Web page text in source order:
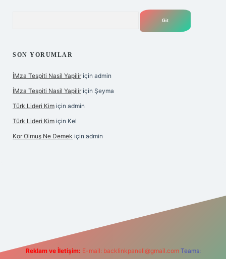
SON YORUMLAR
İMza Tespiti Nasil Yapilir için admin
İMza Tespiti Nasil Yapilir için Şeyma
Türk Lideri Kim için admin
Türk Lideri Kim için Kel
Kor Olmuş Ne Demek için admin
Reklam ve İletişim: E-mail: backlinkpaneli@gmail.com Teams: